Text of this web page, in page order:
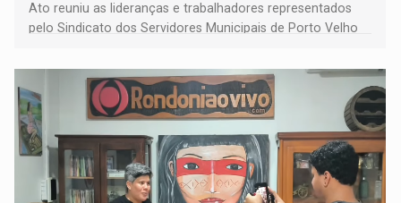
Ato reuniu as lideranças e trabalhadores representados
pelo Sindicato dos Servidores Municipais de Porto Velho